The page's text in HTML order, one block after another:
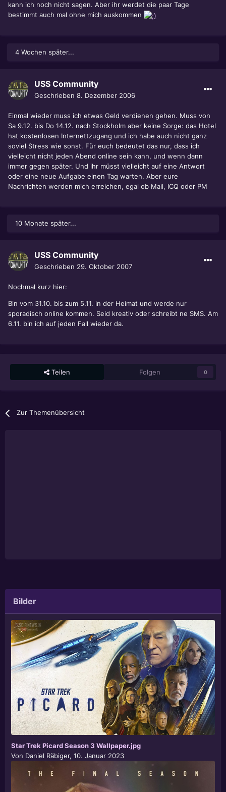
kann ich noch nicht sagen. Aber ihr werdet die paar Tage
bestimmt auch mal ohne mich auskommen
4 Wochen später...
USS Community
Geschrieben 8. Dezember 2006
Einmal wieder muss ich etwas Geld verdienen gehen. Muss von
Sa 9.12. bis Do 14.12. nach Stockholm aber keine Sorge: das Hotel
hat kostenlosen Internettzugang und ich habe auch nicht ganz
soviel Stress wie sonst. Für euch bedeutet das nur, dass ich
vielleicht nicht jeden Abend online sein kann, und wenn dann
immer gegen später. Und ihr müsst vielleicht auf eine Antwort
oder eine neue Aufgabe einen Tag warten. Aber eure
Nachrichten werden mich erreichen, egal ob Mail, ICQ oder PM
10 Monate später...
USS Community
Geschrieben 29. Oktober 2007
Nochmal kurz hier:
Bin vom 31.10. bis zum 5.11. in der Heimat und werde nur
sporadisch online kommen. Seid kreativ oder schreibt ne SMS. Am
6.11. bin ich auf jeden Fall wieder da.
Teilen Folgen 0
Zur Themenübersicht
Bilder
Star Trek Picard Season 3 Wallpaper.jpg
Von Daniel Räbiger, 10. Januar 2023